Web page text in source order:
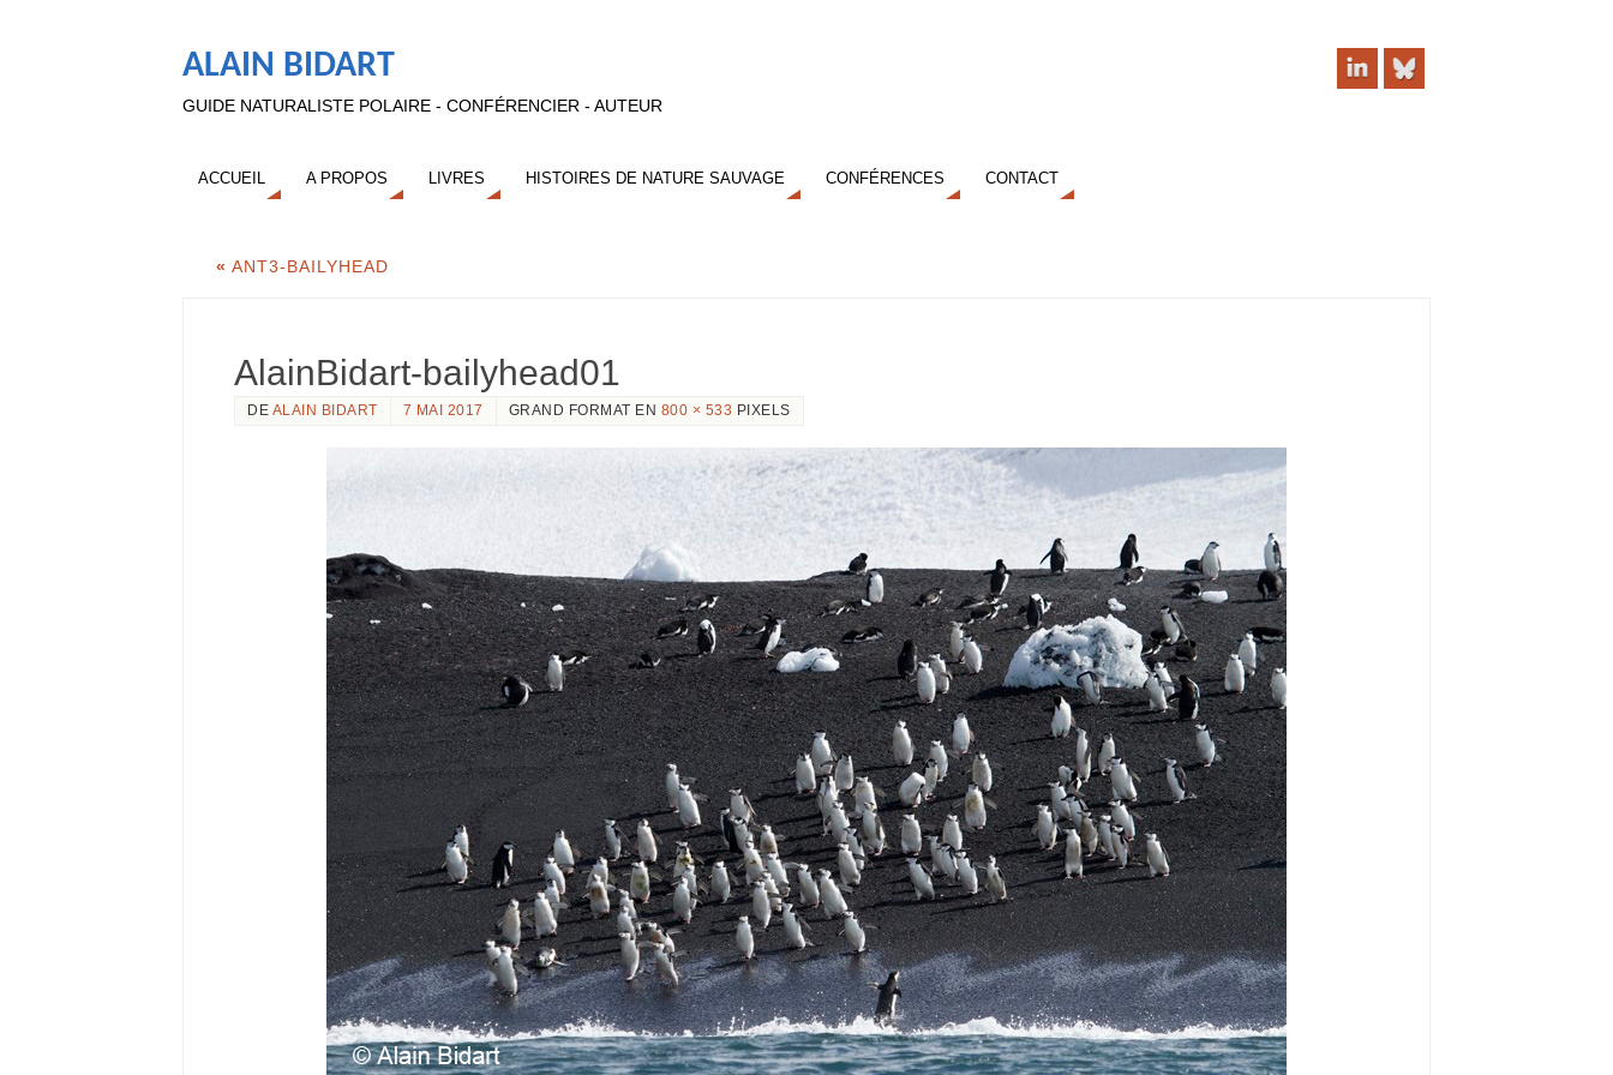
ALAIN BIDART
GUIDE NATURALISTE POLAIRE - CONFÉRENCIER - AUTEUR
ACCUEIL A PROPOS LIVRES HISTOIRES DE NATURE SAUVAGE CONFÉRENCES CONTACT
« ANT3-BAILYHEAD
AlainBidart-bailyhead01
DE ALAIN BIDART 7 MAI 2017 GRAND FORMAT EN 800 × 533 PIXELS